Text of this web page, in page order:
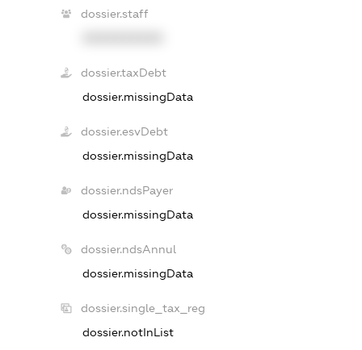
dossier.staff
dossier.taxDebt
dossier.missingData
dossier.esvDebt
dossier.missingData
dossier.ndsPayer
dossier.missingData
dossier.ndsAnnul
dossier.missingData
dossier.single_tax_reg
dossier.notInList